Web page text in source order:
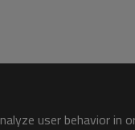
user behavior